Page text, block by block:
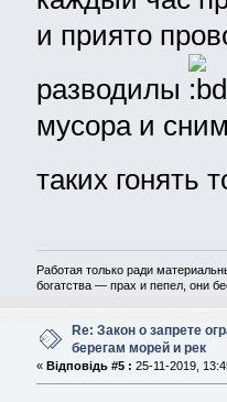
и приято
разводилы
мусора и
таких гонять
Работая только ради
богатства — прах и пепел, они
Re: Закон о запрете
берегам морей и рек
« Відповідь #5 : 25-11-2019,